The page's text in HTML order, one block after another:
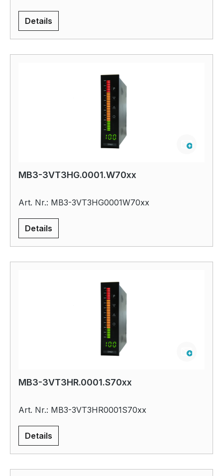
Details
MB3-3VT3HG.0001.W70xx
Art. Nr.: MB3-3VT3HG0001W70xx
Details
MB3-3VT3HR.0001.S70xx
Art. Nr.: MB3-3VT3HR0001S70xx
Details